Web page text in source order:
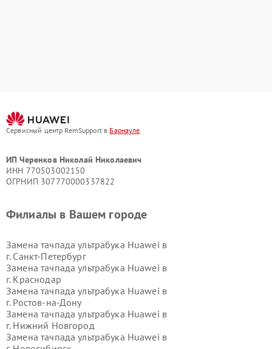
Сервисный центр RemSupport в Барнауле
ИП Черенков Николай Николаевич
ИНН 770503002150
ОГРНИП 307770000337822
Филиалы в Вашем городе
Замена тачпада ультрабука Huawei в
г. Санкт-Петербург
Замена тачпада ультрабука Huawei в
г. Краснодар
Замена тачпада ультрабука Huawei в
г. Ростов-на-Дону
Замена тачпада ультрабука Huawei в
г. Нижний Новгород
Замена тачпада ультрабука Huawei в